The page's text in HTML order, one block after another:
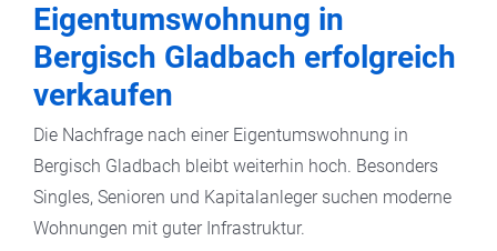
Eigentumswohnung in
Bergisch Gladbach erfolgreich
verkaufen
Die Nachfrage nach einer Eigentumswohnung in
Bergisch Gladbach bleibt weiterhin hoch. Besonders
Singles, Senioren und Kapitalanleger suchen moderne
Wohnungen mit guter Infrastruktur.